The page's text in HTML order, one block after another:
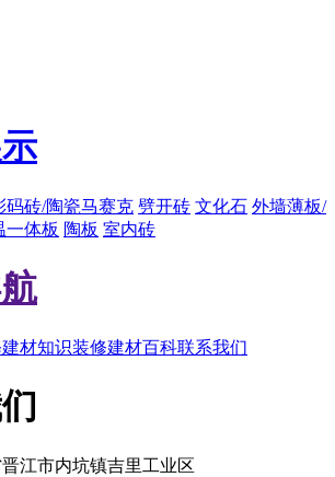
码砖/陶瓷马赛克 劈开砖 文化石 外墙薄板/
一体板 陶板 室内砖
材知识装修建材百科联系我们
江市内坑镇吉里工业区